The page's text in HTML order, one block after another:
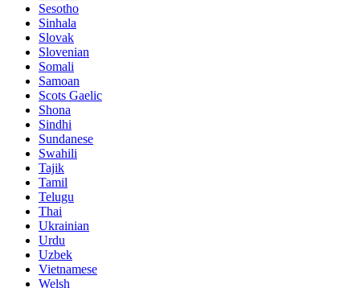
Sesotho
Sinhala
Slovak
Slovenian
Somali
Samoan
Scots Gaelic
Shona
Sindhi
Sundanese
Swahili
Tajik
Tamil
Telugu
Thai
Ukrainian
Urdu
Uzbek
Vietnamese
Welsh